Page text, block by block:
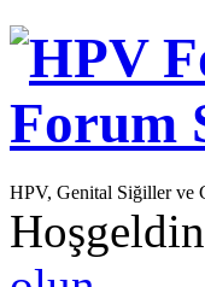
HPV, Genital Siğiller ve